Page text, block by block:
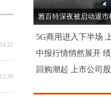
雅百特深夜被启动退
5G商用进入下半场
中报行情悄然展开
回购潮起 上市公司